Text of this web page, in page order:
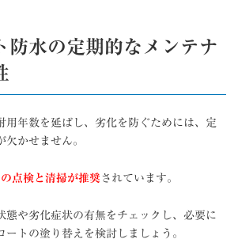
防水の定期的なメンテナ
用年数を延ばし、劣化を防ぐためには、定
かせません。
点検と清掃が推奨 されています。
態や劣化症状の有無をチェックし、必要に
ートの塗り替えを検討しましょう。